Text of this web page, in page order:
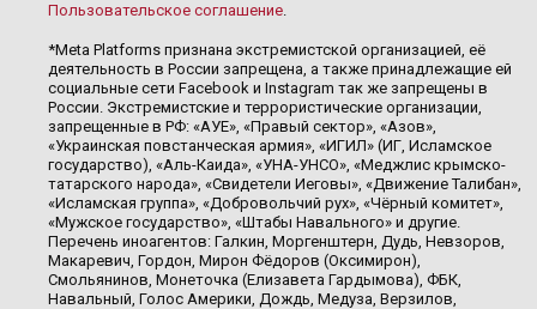
Пользовательское соглашение.
*Meta Platforms признана экстремистской организацией, её
деятельность в России запрещена, а также принадлежащие ей
социальные сети Facebook и Instagram так же запрещены в
России. Экстремистские и террористические организации,
запрещенные в РФ: «АУЕ», «Правый сектор», «Азов»,
«Украинская повстанческая армия», «ИГИЛ» (ИГ, Исламское
государство), «Аль-Каида», «УНА-УНСО», «Меджлис крымско-
татарского народа», «Свидетели Иеговы», «Движение Талибан»,
«Исламская группа», «Добровольчий рух», «Чёрный комитет»,
«Мужское государство», «Штабы Навального» и другие.
Перечень иноагентов: Галкин, Моргенштерн, Дудь, Невзоров,
Макаревич, Гордон, Мирон Фёдоров (Оксимирон),
Смольянинов, Монеточка (Елизавета Гардымова), ФБК,
Навальный, Голос Америки, Дождь, Медуза, Верзилов,